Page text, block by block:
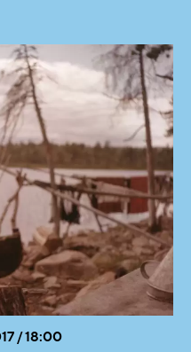
/ 18:00